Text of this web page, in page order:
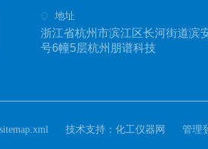
地址
浙江省杭州市滨江区长河街道滨
号6幢5层杭州朋谱科技
sitemap.xml 技术支持： 化工仪器网 管理